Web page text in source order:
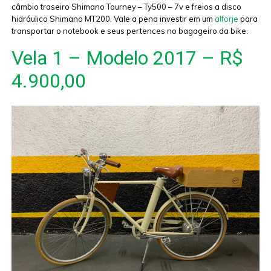
câmbio traseiro Shimano Tourney – Ty500 – 7v e freios a disco
hidráulico Shimano MT200. Vale a pena investir em umalforje para
transportar o notebook e seus pertences no bagageiro da bike.
Vela 1 – Modelo 2017 – R$
4.900,00